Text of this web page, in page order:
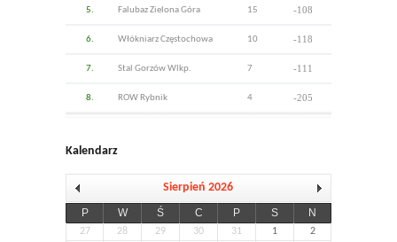
5. Falubaz Zielona Góra 15 -108
6. Włókniarz Częstochowa 10 -118
7. Stal Gorzów Wlkp. 7 -111
8. ROW Rybnik 4 -205
Kalendarz
Sierpień 2026
P W Ś C P S N
27 28 29 30 31 1
2